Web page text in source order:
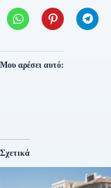
Μου αρέσει αυτό:
Σχετικά